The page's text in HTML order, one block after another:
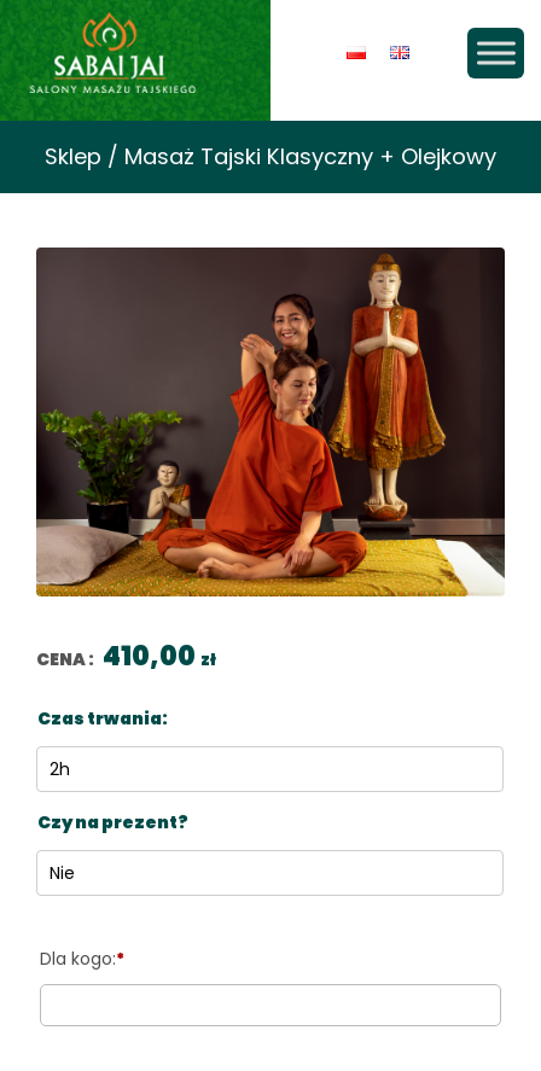
Sklep / Masaż Tajski Klasyczny + Olejkowy
CENA : 410,00 zł
Czas trwania
Czy na prezent?
*